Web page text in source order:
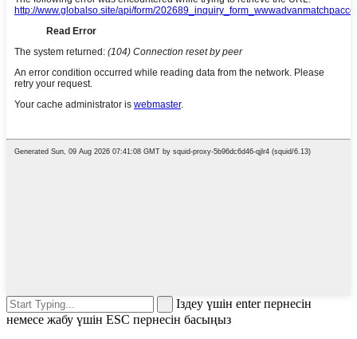
Іздеу үшін enter пернесін
немесе жабу үшін ESC пернесін басыңыз